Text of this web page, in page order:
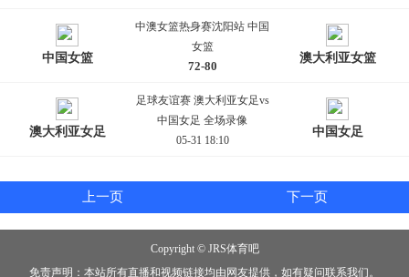
中国女篮
中澳女篮热身赛沈阳站 中国
女篮
72-80
澳大利亚女篮
澳大利亚女足
足球友谊赛 澳大利亚女足vs
中国女足 全场录像
05-31 18:10
中国女足
上一页 下一页
Copyright © JRS体育吧
免责声明：本站所有直播和视频链接均由网友提供，如有疑问联系我们。